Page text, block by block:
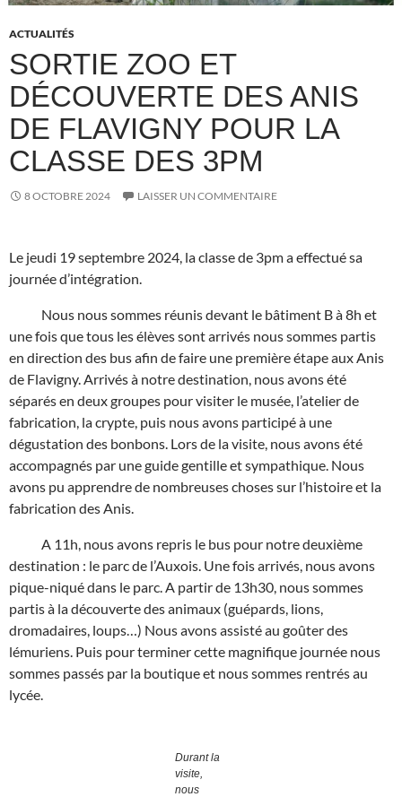
ACTUALITÉS
SORTIE ZOO ET
DÉCOUVERTE DES ANIS
DE FLAVIGNY POUR LA
CLASSE DES 3PM
8 OCTOBRE 2024 LAISSER UN COMMENTAIRE
Le jeudi 19 septembre 2024, la classe de 3pm a effectué sa
journée d’intégration.
Nous nous sommes réunis devant le bâtiment B à 8h et
une fois que tous les élèves sont arrivés nous sommes partis
en direction des bus afin de faire une première étape aux Anis
de Flavigny. Arrivés à notre destination, nous avons été
séparés en deux groupes pour visiter le musée, l’atelier de
fabrication, la crypte, puis nous avons participé à une
dégustation des bonbons. Lors de la visite, nous avons été
accompagnés par une guide gentille et sympathique. Nous
avons pu apprendre de nombreuses choses sur l’histoire et la
fabrication des Anis.
A 11h, nous avons repris le bus pour notre deuxième
destination : le parc de l’Auxois. Une fois arrivés, nous avons
pique-niqué dans le parc. A partir de 13h30, nous sommes
partis à la découverte des animaux (guépards, lions,
dromadaires, loups…) Nous avons assisté au goûter des
lémuriens. Puis pour terminer cette magnifique journée nous
sommes passés par la boutique et nous sommes rentrés au
lycée.
Durant la
visite,
nous